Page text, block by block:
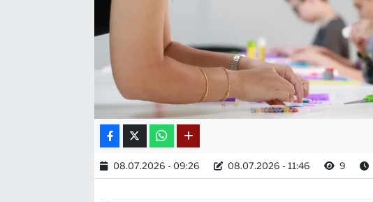
08.07.2026 - 09:26 08.07.2026 - 11:46 9